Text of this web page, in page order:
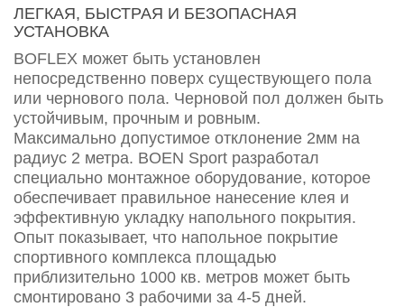
ЛЕГКАЯ, БЫСТРАЯ И БЕЗОПАСНАЯ
УСТАНОВКА
BOFLEX может быть установлен
непосредственно поверх существующего пола
или чернового пола. Черновой пол должен быть
устойчивым, прочным и ровным.
Максимально допустимое отклонение 2мм на
радиус 2 метра. BOEN Sport разработал
специально монтажное оборудование, которое
обеспечивает правильное нанесение клея и
эффективную укладку напольного покрытия.
Опыт показывает, что напольное покрытие
спортивного комплекса площадью
приблизительно 1000 кв. метров может быть
смонтировано 3 рабочими за 4-5 дней.